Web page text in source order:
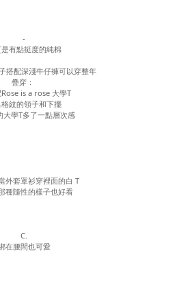
-
有點挺度的純棉
搭配深淺牛仔褲可以穿整年
疊穿：
is a rose 大學T
格紋的領子和下擺
大學T多了一點層次感
外套罩衫穿裡面的白 T
種隨性的樣子也好看
C.
在腰間也可愛